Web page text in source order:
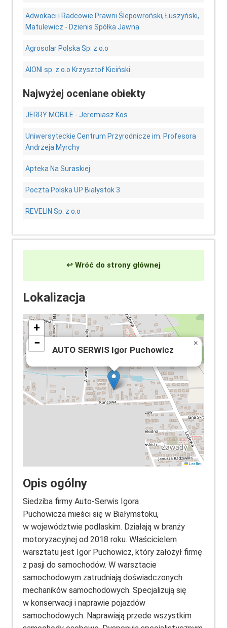
Adwokaci i Radcowie Prawni Ślepowroński, Łuszyński,
Matulewicz - Dzienis Spółka Jawna
Agrosolar Polska Sp. z o.o
AIONI sp. z o.o Krzysztof Kiciński
Najwyżej oceniane obiekty
JERRY MOBILE - Jeremiasz Kos
Uniwersyteckie Centrum Przyrodnicze im. Profesora
Andrzeja Myrchy
Apteka Na Suraskiej
Poczta Polska UP Białystok 3
REVELIN Sp. z o.o
↩ Wróć do strony głównej
Lokalizacja
AUTO SERWIS Igor Puchowicz
×
+
−
Leaflet
Opis ogólny
Siedziba firmy Auto-Serwis Igora
Puchowicza mieści się w Białymstoku,
w województwie podlaskim. Działają w branży
motoryzacyjnej od 2018 roku. Właścicielem
warsztatu jest Igor Puchowicz, który założył firmę
z pasji do samochodów. W warsztacie
samochodowym zatrudniają doświadczonych
mechaników samochodowych. Specjalizują się
w konserwacji i naprawie pojazdów
samochodowych. Naprawiają przede wszystkim